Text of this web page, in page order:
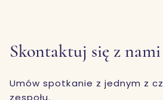
Skontaktuj się z
Umów spotkanie z jednym z